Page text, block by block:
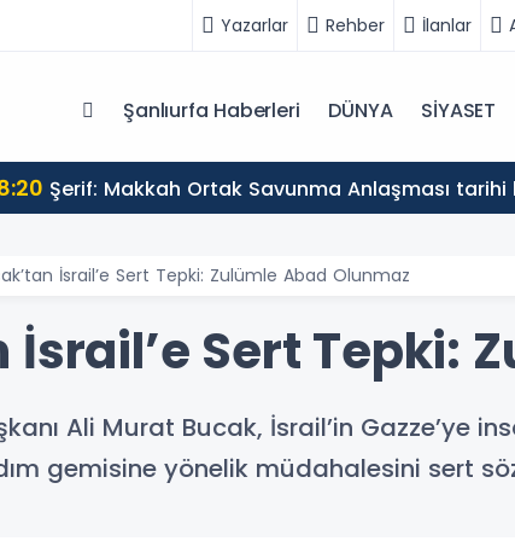
Yazarlar Rehber İlanlar
Şanlıurfa Haberleri DÜNYA SİYASET
Şerif: Makkah Ortak Savunma Anlaşması tarihi
İsrail’e Sert Tepki: Zulümle Abad Olunmaz
İsrail’e Sert Tepki:
Ali Murat Bucak, İsrail’in Gazze’ye
gemisine yönelik müdahalesini sert